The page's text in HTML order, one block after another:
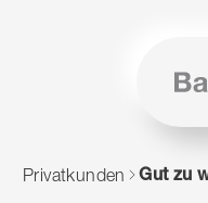
Zum Navigieren dieser
Privatkunden Gut zu